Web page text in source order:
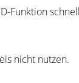
Funktion
nicht nutzen.